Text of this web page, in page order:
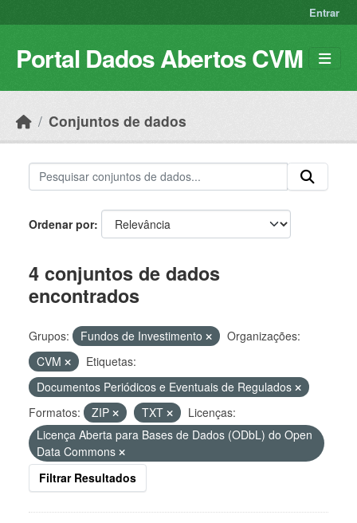
Entrar
Portal Dados Abertos CVM
Conjuntos de dados
Ordenar por
4 conjuntos de dados
encontrados
Grupos: Fundos de Investimento
Organizações:
CVM
Etiquetas:
Documentos Periódicos e Eventuais de Regulados
Formatos:
ZIP TXT
Licenças:
Licença Aberta para Bases de Dados (ODbL) do Open
Data Commons
Filtrar Resultados